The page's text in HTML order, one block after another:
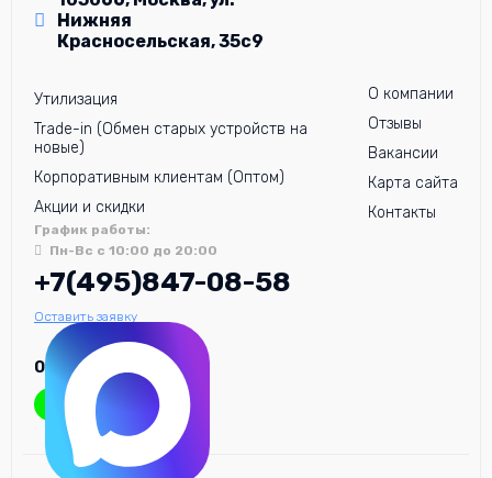
Нижняя
Красносельская, 35с9
Утилизация
Trade-in (Обмен старых устройств на
новые)
Корпоративным клиентам (Оптом)
Акции и скидки
О компании
Отзывы
Вакансии
Карта сайта
Контакты
График работы:
Пн-Вс с 10:00 до 20:00
+7(495)847-08-58
Оставить заявку
Ответим в чате: